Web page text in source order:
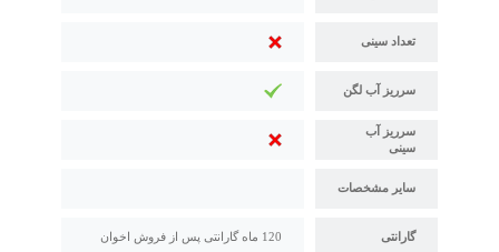
تعداد سینی
سرریز آب لگن
سرریز آب
سینی
سایر مشخصات
گارانتی 120 ماه گارانتی پس از فروش اخوان